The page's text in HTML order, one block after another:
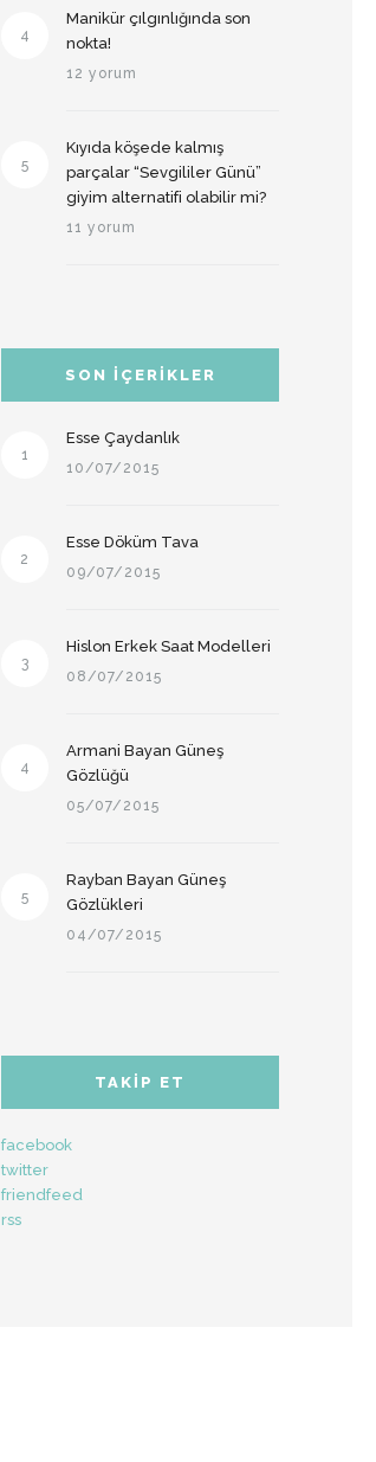
4
Manikür çılgınlığında son
nokta!
12 yorum
5
Kıyıda köşede kalmış
parçalar “Sevgililer Günü”
giyim alternatifi olabilir mi?
11 yorum
SON İÇERIKLER
1
Esse Çaydanlık
10/07/2015
2
Esse Döküm Tava
09/07/2015
3
Hislon Erkek Saat Modelleri
08/07/2015
4
Armani Bayan Güneş
Gözlüğü
05/07/2015
5
Rayban Bayan Güneş
Gözlükleri
04/07/2015
TAKIP ET
facebook
twitter
friendfeed
rss